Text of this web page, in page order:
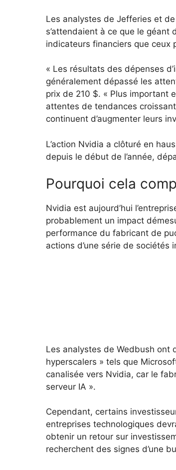
Les analystes de Jefferies et
s’attendaient à ce que le géant
indicateurs financiers que ceux
« Les résultats des dépenses
généralement dépassé les
prix de 210 $. « Plus important
attentes de tendances
continuent d’augmenter leurs
L’action Nvidia a clôturé en
depuis le début de l’année,
Pourquoi cela
Nvidia est aujourd’hui
probablement un impact
performance du fabricant de
actions d’une série de sociétés
Les analystes de Wedbush ont
hyperscalers » tels que
canalisée vers Nvidia, car le
serveur IA ».
Cependant, certains
entreprises technologiques
obtenir un retour sur
recherchent des signes d’une